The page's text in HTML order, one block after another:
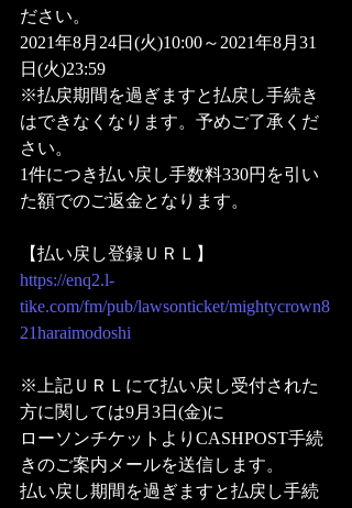
ださい。
2021年8月24日(火)10:00～2021年8月31
日(火)23:59
※払戻期間を過ぎますと払戻し手続き
はできなくなります。予めご了承くだ
さい。
1件につき払い戻し手数料330円を引い
た額でのご返金となります。
【払い戻し登録ＵＲＬ】
https://enq2.l-
tike.com/fm/pub/lawsonticket/mightycrown8
21haraimodoshi
※上記ＵＲＬにて払い戻し受付された
方に関しては9月3日(金)に
ローソンチケットよりCASHPOST手続
きのご案内メールを送信します。
払い戻し期間を過ぎますと払戻し手続